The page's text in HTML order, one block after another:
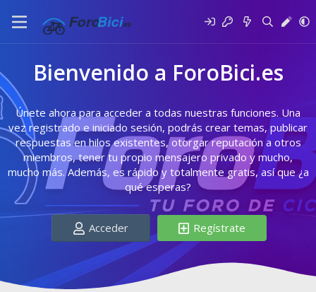
Bienvenido a ForoBici.es
Únete ahora para acceder a todas nuestras funciones. Una
vez registrado e iniciado sesión, podrás crear temas, publicar
respuestas en hilos existentes, otorgar reputación a otros
miembros, tener tu propio mensajero privado y mucho,
mucho más. Además, es rápido y totalmente gratis, así que ¿a
qué esperas?
Acceder Regístrate